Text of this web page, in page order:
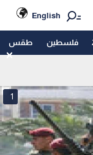
English
فلسطين طقس
1